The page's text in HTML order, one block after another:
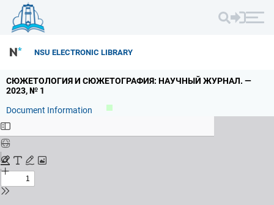
NSU ELECTRONIC LIBRARY
СЮЖЕТОЛОГИЯ И СЮЖЕТОГРАФИЯ: НАУЧНЫЙ ЖУРНАЛ. —
2023,№ 1
Document Information